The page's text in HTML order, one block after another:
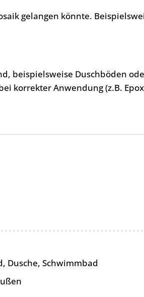
gelangen könnte.
beispielsweise Duschböden
korrekter Anwendung (z.B.
Dusche, Schwimmbad